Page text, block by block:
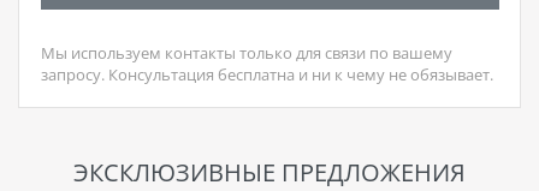
Мы используем контакты только для связи по вашему
запросу. Консультация бесплатна и ни к чему не обязывает.
ЭКСКЛЮЗИВНЫЕ ПРЕДЛОЖЕНИЯ